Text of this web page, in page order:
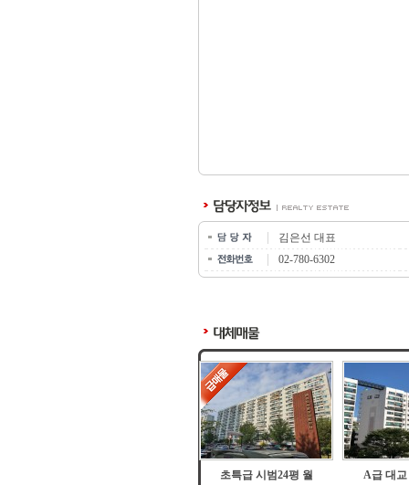
김은선 대표
02-780-6302
초특급 시범24평 월
A급 대교